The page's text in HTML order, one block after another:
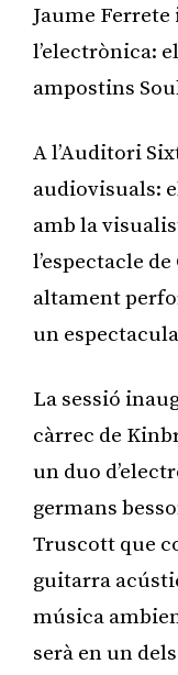
Jaume
l’electrònica:
ampostins
A l’Auditori
audiovisuals:
amb la
l’espectacle
altament
un
La sessió
càrrec de
un duo
germans
Truscott que
guitarra
música
serà en un